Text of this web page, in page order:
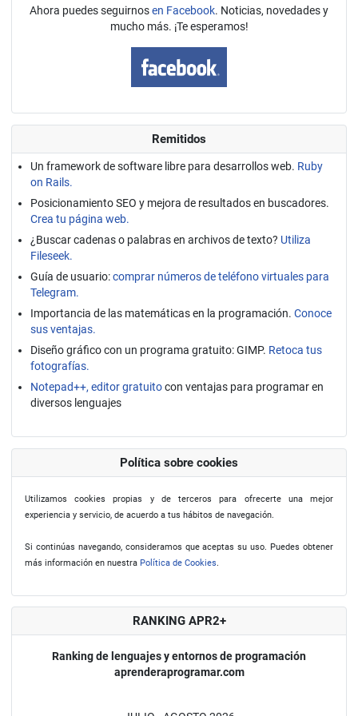
Ahora puedes seguirnosen Facebook. Noticias, novedades y
mucho más. ¡Te esperamos!
Remitidos
Un framework de software libre para desarrollos web. Ruby
on Rails.
Posicionamiento SEO y mejora de resultados en buscadores.
Crea tu página web.
¿Buscar cadenas o palabras en archivos de texto? Utiliza
Fileseek.
Guía de usuario:comprar números de teléfono virtuales para
Telegram.
Importancia de las matemáticas en la programación. Conoce
sus ventajas.
Diseño gráfico con un programa gratuito: GIMP. Retoca tus
fotografías.
Notepad++, editor gratuitocon ventajas para programar en
diversos lenguajes
Política sobre cookies
Utilizamos cookies propias y de terceros para ofrecerte una mejor
experiencia y servicio, de acuerdo a tus hábitos de navegación.
Si continúas navegando, consideramos que aceptas su uso. Puedes obtener
más información en nuestra Política de Cookies.
RANKING APR2+
Ranking de lenguajes y entornos de programación
aprenderaprogramar.com